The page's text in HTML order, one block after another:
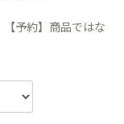
予約】商品ではな